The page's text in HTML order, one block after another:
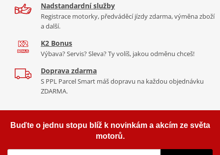
Zobrazit všechny produktyznačky PUIG
Nadstandardní služby
Registrace motorky, předváděcí jízdy zdarma, výměna zboží
a další.
K2 Bonus
Výbava? Servis? Sleva? Ty volíš, jakou odměnu chceš!
Doprava zdarma
S PPL Parcel Smart máš dopravu na každou objednávku
ZDARMA.
Buďte o jednu stopu blíž k novinkám a akcím ze světa
motorů.